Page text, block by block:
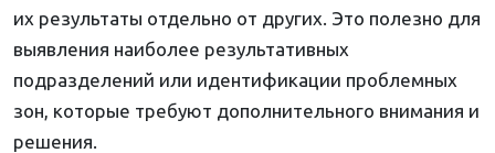
их результаты отдельно от других. Это полезно для
выявления наиболее результативных
подразделений или идентификации проблемных
зон, которые требуют дополнительного внимания и
решения.